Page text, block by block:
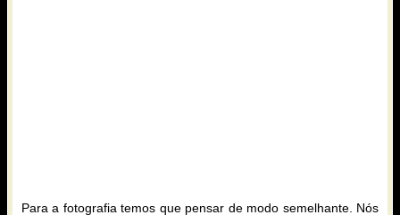
Para a fotografia temos que pensar de modo semelhante. Nós